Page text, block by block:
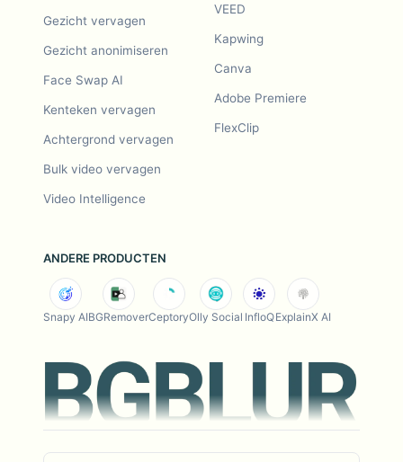
Gezicht vervagen
Gezicht anonimiseren
Face Swap AI
Kenteken vervagen
Achtergrond vervagen
Bulk video vervagen
Video Intelligence
VEED
Kapwing
Canva
Adobe Premiere
FlexClip
ANDERE PRODUCTEN
Snapy AIBGRemoverCeptoryOlly Social InfloQExplainX AI